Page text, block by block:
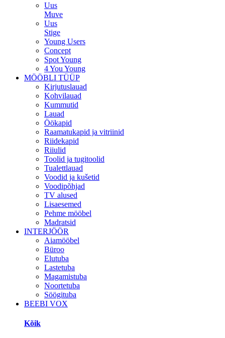
Uus
Muve
Uus
Stige
Young Users
Concept
Spot Young
4 You Young
MÖÖBLI TÜÜP
Kirjutuslauad
Kohvilauad
Kummutid
Lauad
Öökapid
Raamatukapid ja vitriinid
Riidekapid
Riiulid
Toolid ja tugitoolid
Tualettlauad
Voodid ja kušetid
Voodipõhjad
TV alused
Lisaesemed
Pehme mööbel
Madratsid
INTERJÖÖR
Aiamööbel
Büroo
Elutuba
Lastetuba
Magamistuba
Noortetuba
Söögituba
BEEBI VOX
Kõik